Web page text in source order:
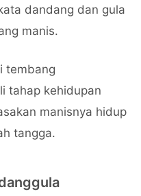
dandang dan gula
manis.
tembang
tahap kehidupan
manisnya hidup
tangga.